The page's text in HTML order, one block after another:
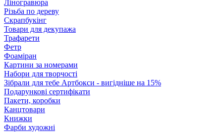
Ліногравюра
Різьба по дереву
Скрапбукінг
Товари для декупажа
Трафарети
Фетр
Фоаміран
Картини за номерами
Набори для творчості
Зібрали для тебе Артбокси - вигідніше на 15%
Подарункові сертифікати
Пакети, коробки
Канцтовари
Книжки
Фарби художні